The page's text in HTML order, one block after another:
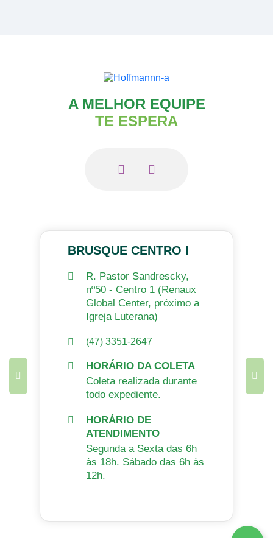
A MELHOR EQUIPE
TE ESPERA
BRUSQUE CENTRO I
R. Pastor Sandrescky,
nº50 - Centro 1 (Renaux
Global Center, próximo a
Igreja Luterana)
(47) 3351-2647
HORÁRIO DA COLETA
Coleta realizada durante
todo expediente.
HORÁRIO DE
ATENDIMENTO
Segunda a Sexta das 6h
às 18h. Sábado das 6h às
12h.